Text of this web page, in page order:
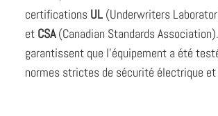
certifications UL (Underwriters
et CSA(Canadian Standards
garantissent que l’équipement a été
normes strictes de sécurité électrique et